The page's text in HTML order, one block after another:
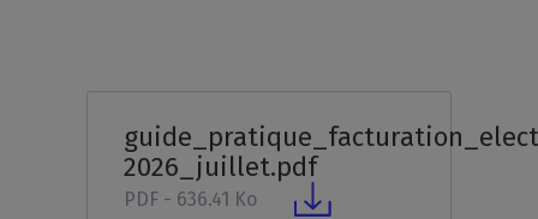
2026_juillet.pdf
PDF - 636.41 Ko